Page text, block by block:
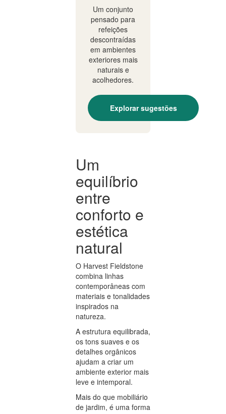
Um conjunto
pensado para
refeições
descontraídas
em ambientes
exteriores mais
naturais e
acolhedores.
Explorar sugestões
Um
equilíbrio
entre
conforto e
estética
natural
O Harvest Fieldstone
combina linhas
contemporâneas com
materiais e tonalidades
inspirados na
natureza.
A estrutura equilibrada,
os tons suaves e os
detalhes orgânicos
ajudam a criar um
ambiente exterior mais
leve e intemporal.
Mais do que mobiliário
de jardim, é uma forma